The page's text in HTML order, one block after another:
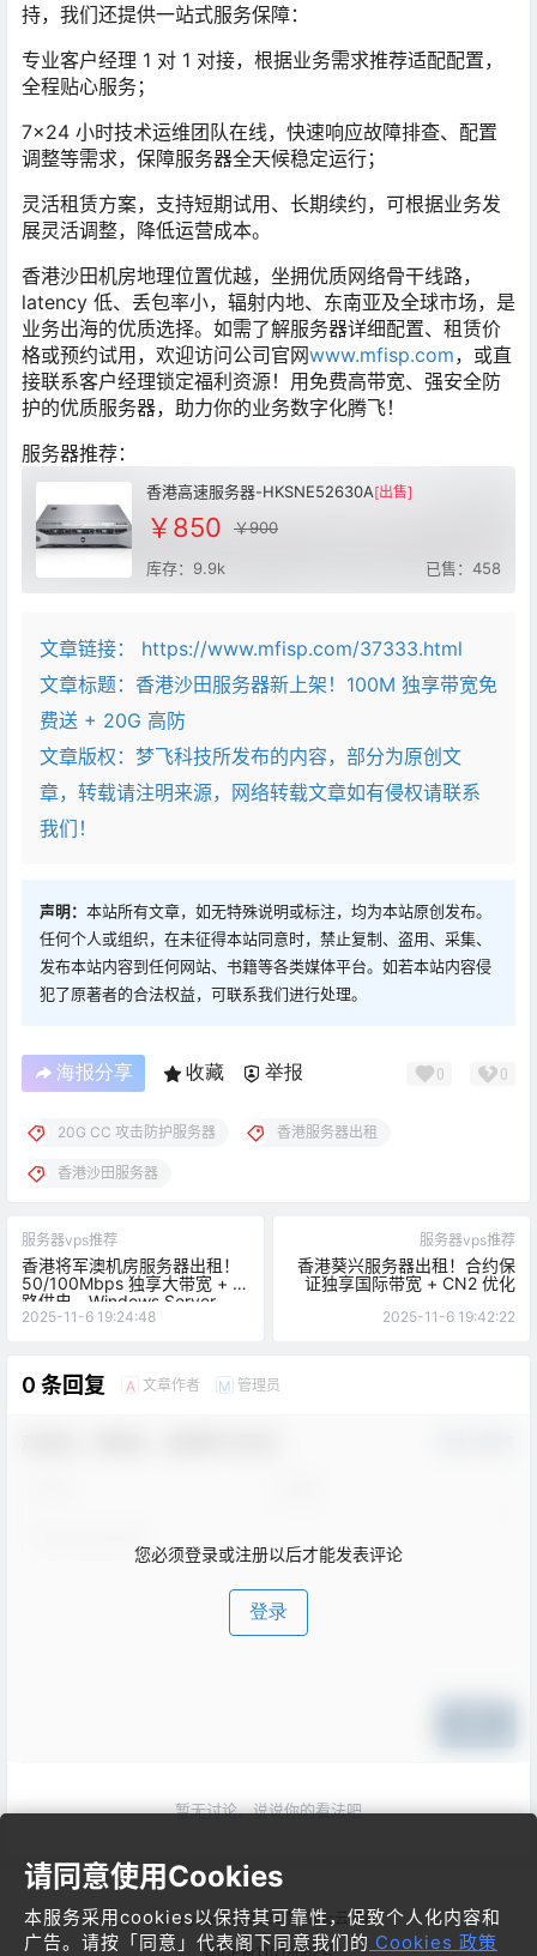
持，我们还提供一站式服务保障：
专业客户经理 1 对 1 对接，根据业务需求推荐适配配置，
全程贴心服务；
7×24 小时技术运维团队在线，快速响应故障排查、配置
调整等需求，保障服务器全天候稳定运行；
灵活租赁方案，支持短期试用、长期续约，可根据业务发
展灵活调整，降低运营成本。
香港沙田机房地理位置优越，坐拥优质网络骨干线路，
latency 低、丢包率小，辐射内地、东南亚及全球市场，是
业务出海的优质选择。如需了解服务器详细配置、租赁价
格或预约试用，欢迎访问公司官网www.mfisp.com，或直
接联系客户经理锁定福利资源！用免费高带宽、强安全防
护的优质服务器，助力你的业务数字化腾飞！
服务器推荐：
香港高速服务器-HKSNE52630A[出售]
￥850 ￥900
库存：9.9k 已售：458
文章链接：
https://www.mfisp.com/37333.html
文章标题： 香港沙田服务器新上架！100M 独享带宽免
费送 + 20G 高防
文章版权：梦飞科技所发布的内容，部分为原创文
章，转载请注明来源，网络转载文章如有侵权请联系
我们！
声明： 本站所有文章，如无特殊说明或标注，均为本站原创发布。
任何个人或组织，在未征得本站同意时，禁止复制、盗用、采集、
发布本站内容到任何网站、书籍等各类媒体平台。如若本站内容侵
犯了原著者的合法权益，可联系我们进行处理。
海报分享 收藏 举报 0 0
20G CC 攻击防护服务器 香港服务器出租
香港沙田服务器
服务器vps推荐
香港将军澳机房服务器出租！
50/100Mbps 独享大带宽 + 双
路供电，Windows Server
2022 搭建 ASP 网站全攻略
2025-11-6 19:24:48
服务器vps推荐
香港葵兴服务器出租！合约保
证独享国际带宽 + CN2 优化
2025-11-6 19:42:22
0 条回复 A 文章作者 M 管理员
您必须登录或注册以后才能发表评论
登录
暂无讨论，说说你的看法吧
Copyright © 2026梦飞idc云平台
粤ICP备11019662号
请同意使用Cookies
本服务采用cookies以保持其可靠性，促致个人化内容和
广告。请按「同意」代表阁下同意我们的 Cookies 政策